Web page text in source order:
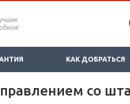
КАК ДОБРАТЬСЯ
со